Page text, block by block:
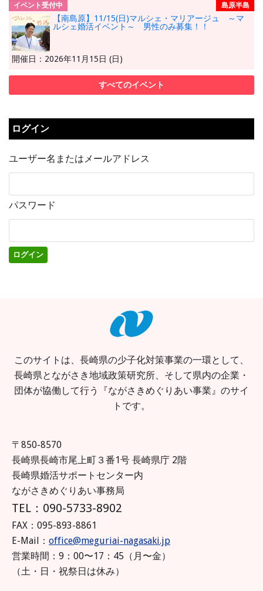
イベント受付中 島原半島
【南島原】11/15(日)マルシェ・マリアージュ ～マ
ルシェ婚活イベント～ 男性のみ募集！！
開催日：2026年11月15日 (日)
すべてのイベント
ログイン
ユーザー名またはメールアドレス
パスワード
このサイトは、長崎県の少子化対策事業の一環として、
長崎県とながさき地域政策研究所、そして県内の企業・
団体が協働して行う『ながさきめぐりあい事業』のサイ
トです。
〒850-8570
長崎県長崎市尾上町３番1号 長崎県庁 2階
長崎県婚活サポートセンター内
ながさきめぐりあい事務局
TEL：090-5733-8902
FAX：095-893-8861
E-Mail： office@meguriai-nagasaki.jp
営業時間：9：00〜17：45（月〜金）
（土・日・祝祭日は休み）